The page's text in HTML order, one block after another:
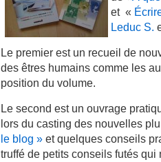
et «
Leduc S.
Le premier est un recueil de
des êtres humains comme les
position du volume.
Le second est un ouvrage
lors du casting des nouvelles
le blog » et quelques conseils
truffé de petits conseils futés qui